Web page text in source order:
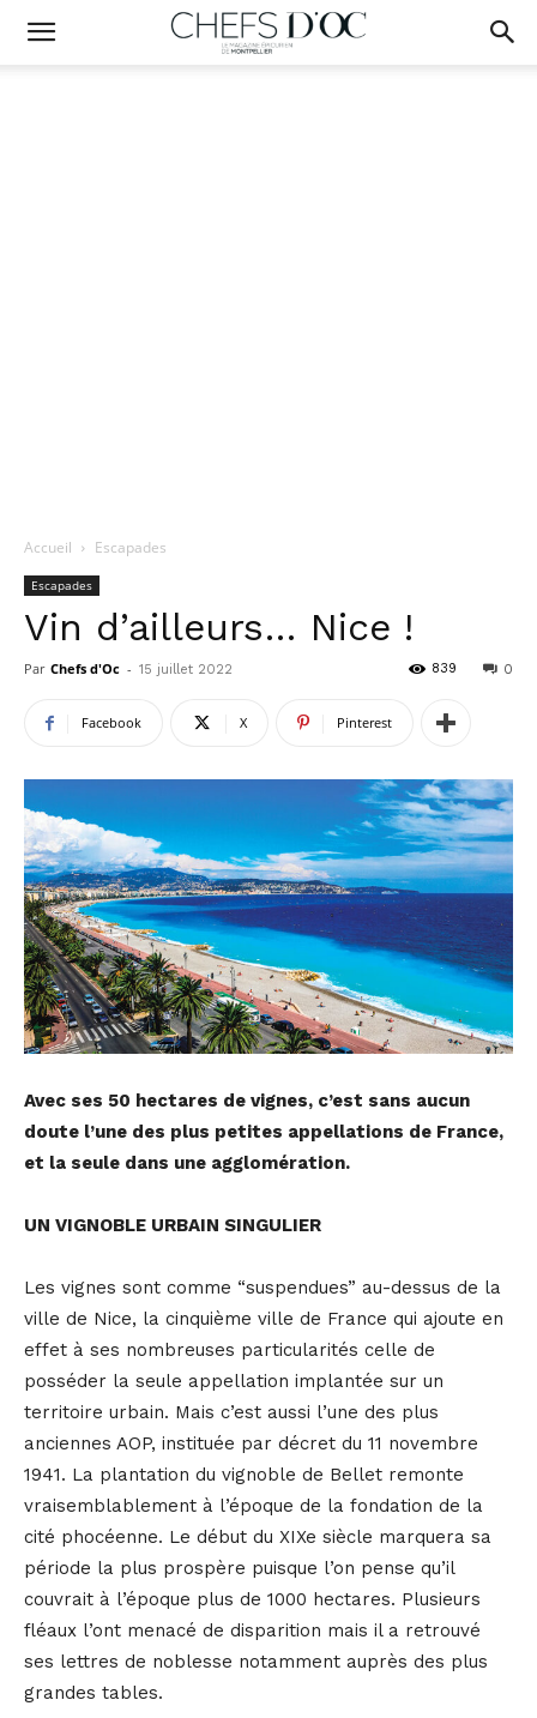
Accueil Escapades
Escapades
Vin d’ailleurs… Nice !
Par Chefs d'Oc - 15 juillet 2022 0
839
Facebook X Pinterest
Avec ses 50 hectares de vignes, c’est sans aucun
doute l’une des plus petites appellations de France,
et la seule dans une agglomération.
UN VIGNOBLE URBAIN SINGULIER
Les vignes sont comme “suspendues” au-dessus de la
ville de Nice, la cinquième ville de France qui ajoute en
effet à ses nombreuses particularités celle de
posséder la seule appellation implantée sur un
territoire urbain. Mais c’est aussi l’une des plus
anciennes AOP, instituée par décret du 11 novembre
1941. La plantation du vignoble de Bellet remonte
vraisemblablement à l’époque de la fondation de la
cité phocéenne. Le début du XIXe siècle marquera sa
période la plus prospère puisque l’on pense qu’il
couvrait à l’époque plus de 1000 hectares. Plusieurs
fléaux l’ont menacé de disparition mais il a retrouvé
ses lettres de noblesse notamment auprès des plus
grandes tables.